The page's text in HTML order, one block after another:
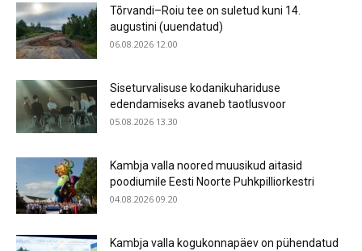
Tõrvandi–Roiu tee on suletud kuni 14.
augustini (uuendatud)
06.08.2026 12.00
Siseturvalisuse kodanikuhariduse
edendamiseks avaneb taotlusvoor
05.08.2026 13.30
Kambja valla noored muusikud aitasid
poodiumile Eesti Noorte Puhkpilliorkestri
04.08.2026 09.20
Kambja valla kogukonnapäev on pühendatud